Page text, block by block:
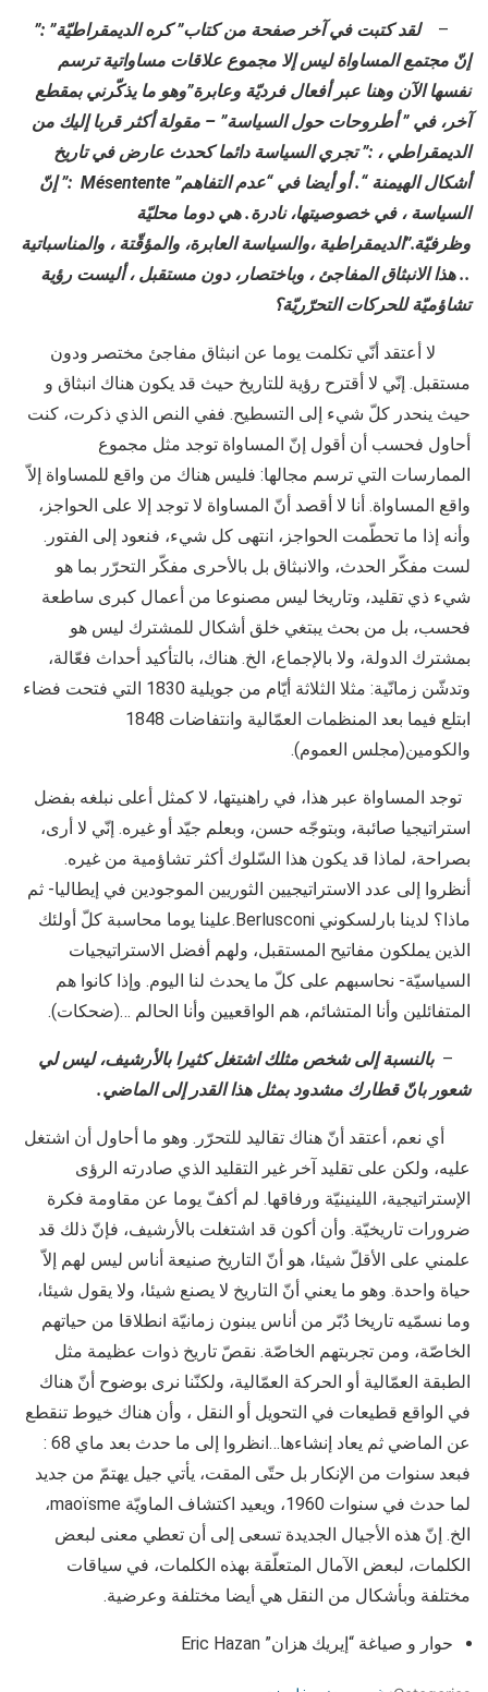
–لقد كتبت في آخر صفحة من كتاب” كره الديمقراطيّة” :”
إنّ مجتمع المساواة ليس إلا مجموع علاقات مساواتية ترسم
نفسها الآن وهنا عبر أفعال فرديّة وعابرة”وهو ما يذكّرني بمقطع
آخر، في ” أطروحات حول السياسة” – مقولة أكثر قربا إليك من
الديمقراطي ، :” تجري السياسة دائما كحدث عارض في تاريخ
أشكال الهيمنة “. أو أيضا في “عدم التفاهم” Mésentente :” إنّ
السياسة ، في خصوصيتها، نادرة. هي دوما محليّة
وظرفيّة.”الديمقراطية ،والسياسة العابرة، والمؤقّتة ، والمناسباتية
.. هذا الانبثاق المفاجئ ، وباختصار، دون مستقبل ، أليست رؤية
تشاؤميّة للحركات التحرّريّة؟
لا أعتقد أنّي تكلمت يوما عن انبثاق مفاجئ مختصر ودون
مستقبل. إنّي لا أقترح رؤية للتاريخ حيث قد يكون هناك انبثاق و
حيث ينحدر كلّ شيء إلى التسطيح. ففي النص الذي ذكرت، كنت
أحاول فحسب أن أقول إنّ المساواة توجد مثل مجموع
الممارسات التي ترسم مجالها: فليس هناك من واقع للمساواة إلاّ
واقع المساواة. أنا لا أقصد أنّ المساواة لا توجد إلا على الحواجز،
وأنه إذا ما تحطّمت الحواجز، انتهى كل شيء، فنعود إلى الفتور.
لست مفكّر الحدث، والانبثاق بل بالأحرى مفكّر التحرّر بما هو
شيء ذي تقليد، وتاريخا ليس مصنوعا من أعمال كبرى ساطعة
فحسب، بل من بحث يبتغي خلق أشكال للمشترك ليس هو
بمشترك الدولة، ولا بالإجماع، الخ. هناك، بالتأكيد أحداث فعّالة،
وتدشّن زمانّية: مثلا الثلاثة أيّام من جويلية 1830 التي فتحت فضاء
ابتلع فيما بعد المنظمات العمّالية وانتفاضات 1848
والكومين(مجلس العموم).
توجد المساواة عبر هذا، في راهنيتها، لا كمثل أعلى نبلغه بفضل
استراتيجيا صائبة، وبتوجّه حسن، وبعلم جيّد أو غيره. إنّي لا أرى،
بصراحة، لماذا قد يكون هذا السّلوك أكثر تشاؤمية من غيره.
أنظروا إلى عدد الاستراتيجيين الثوريين الموجودين في إيطاليا- ثم
ماذا؟ لدينا بارلسكوني Berlusconi.علينا يوما محاسبة كلّ أولئك
الذين يملكون مفاتيح المستقبل، ولهم أفضل الاستراتيجيات
السياسيّة- نحاسبهم على كلّ ما يحدث لنا اليوم. وإذا كانوا هم
المتفائلين وأنا المتشائم، هم الواقعيين وأنا الحالم …(ضحكات).
–بالنسبة إلى شخص مثلك اشتغل كثيرا بالأرشيف، ليس لي
شعور بانّ قطارك مشدود بمثل هذا القدر إلى الماضي.
أي نعم، أعتقد أنّ هناك تقاليد للتحرّر. وهو ما أحاول أن اشتغل
عليه، ولكن على تقليد آخر غير التقليد الذي صادرته الرؤى
الإستراتيجية، اللينينيّة ورفاقها. لم أكفّ يوما عن مقاومة فكرة
ضرورات تاريخيّة. وأن أكون قد اشتغلت بالأرشيف، فإنّ ذلك قد
علمني على الأقلّ شيئا، هو أنّ التاريخ صنيعة أناس ليس لهم إلاّ
حياة واحدة. وهو ما يعني أنّ التاريخ لا يصنع شيئا، ولا يقول شيئا،
وما نسمّيه تاريخا دُبّر من أناس يبنون زمانيّة انطلاقا من حياتهم
الخاصّة، ومن تجربتهم الخاصّة. نقصّ تاريخ ذوات عظيمة مثل
الطبقة العمّالية أو الحركة العمّالية، ولكنّنا نرى بوضوح أنّ هناك
في الواقع قطيعات في التحويل أو النقل ، وأن هناك خيوط تنقطع
عن الماضي ثم يعاد إنشاءها…انظروا إلى ما حدث بعد ماي 68 :
فبعد سنوات من الإنكار بل حتّى المقت، يأتي جيل يهتمّ من جديد
لما حدث في سنوات 1960، ويعيد اكتشاف الماويّة maoïsme،
الخ. إنّ هذه الأجيال الجديدة تسعى إلى أن تعطي معنى لبعض
الكلمات، لبعض الآمال المتعلّقة بهذه الكلمات، في سياقات
مختلفة وبأشكال من النقل هي أيضا مختلفة وعرضية.
حوار و صياغة “إيريك هزان” Eric Hazan